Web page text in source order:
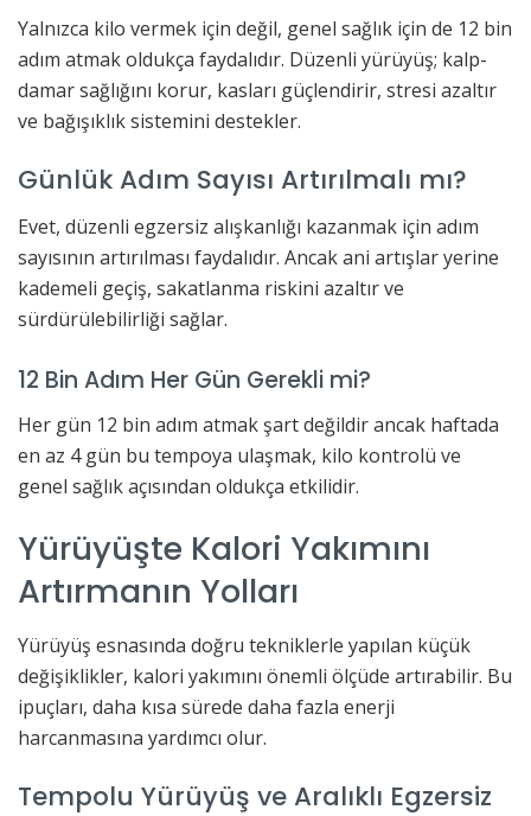
Yalnızca kilo vermek için değil, genel sağlık için de 12 bin
adım atmak oldukça faydalıdır. Düzenli yürüyüş; kalp-
damar sağlığını korur, kasları güçlendirir, stresi azaltır
ve bağışıklık sistemini destekler.
Günlük Adım Sayısı Artırılmalı mı?
Evet, düzenli egzersiz alışkanlığı kazanmak için adım
sayısının artırılması faydalıdır. Ancak ani artışlar yerine
kademeli geçiş, sakatlanma riskini azaltır ve
sürdürülebilirliği sağlar.
12 Bin Adım Her Gün Gerekli mi?
Her gün 12 bin adım atmak şart değildir ancak haftada
en az 4 gün bu tempoya ulaşmak, kilo kontrolü ve
genel sağlık açısından oldukça etkilidir.
Yürüyüşte Kalori Yakımını
Artırmanın Yolları
Yürüyüş esnasında doğru tekniklerle yapılan küçük
değişiklikler, kalori yakımını önemli ölçüde artırabilir. Bu
ipuçları, daha kısa sürede daha fazla enerji
harcanmasına yardımcı olur.
Tempolu Yürüyüş ve Aralıklı Egzersiz